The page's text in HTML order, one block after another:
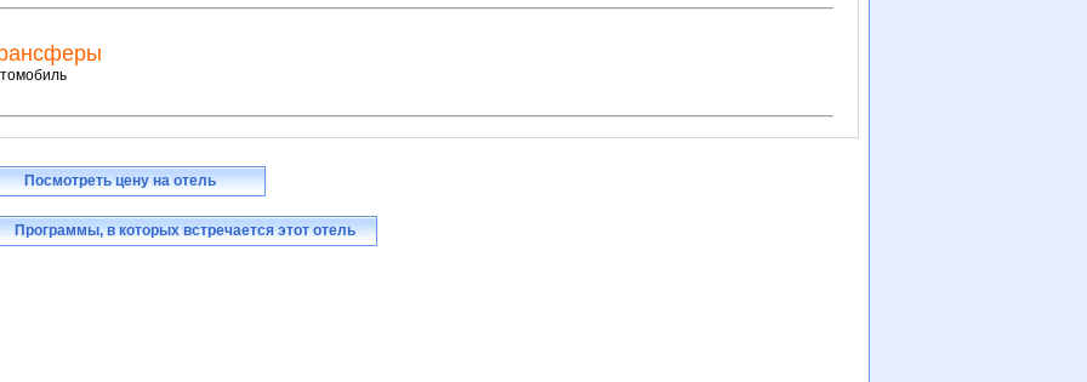
Посмотреть цену на отель
Программы, в которых встречается этот отель